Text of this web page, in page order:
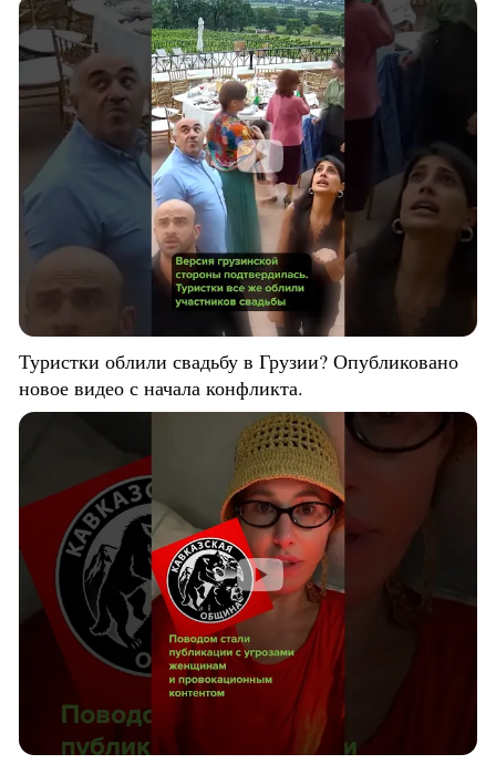
Туристки облили свадьбу в Грузии? Опубликовано
новое видео с начала конфликта.